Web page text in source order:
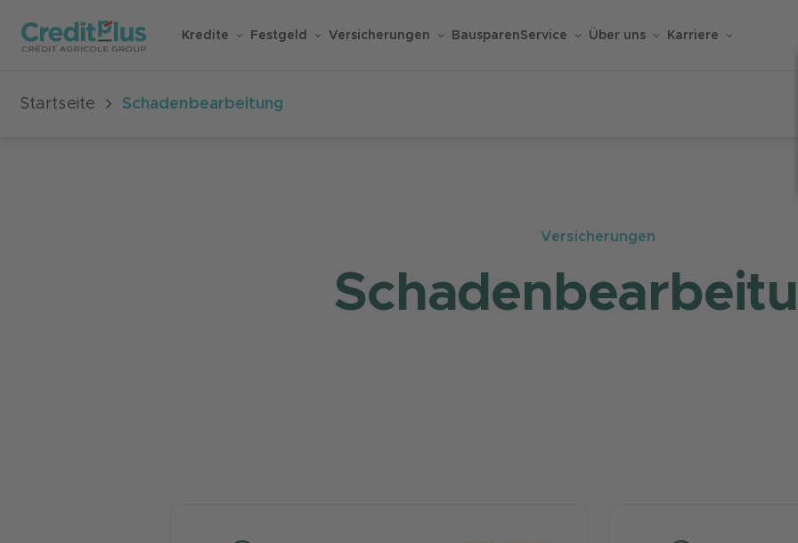
Kredite Festgeld Versicherungen BausparenService Über uns Karriere
Startseite Schadenbearbeitung
Versicherungen